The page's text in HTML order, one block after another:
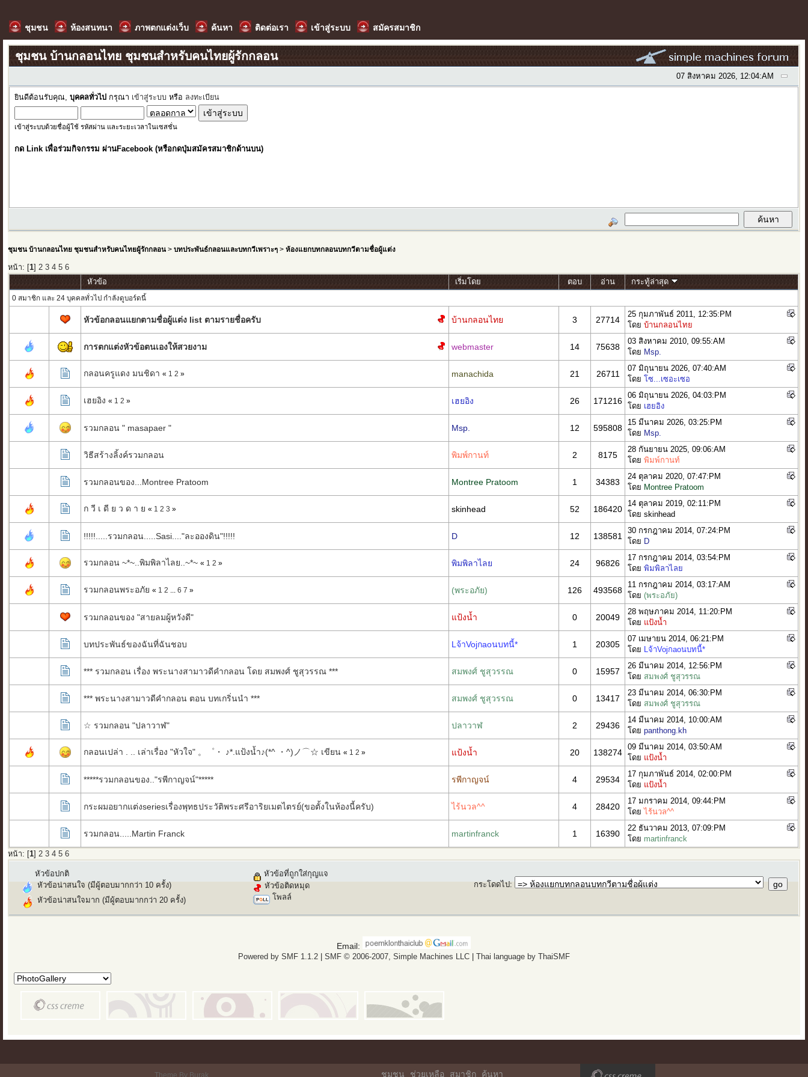
ชุมชน ห้องสนทนา ภาพตกแต่งเว็บ ค้นหา ติดต่อเรา เข้าสู่ระบบ สมัครสมาชิก
ชุมชน บ้านกลอนไทย ชุมชนสำหรับคนไทยผู้รักกลอน
07 สิงหาคม 2026, 12:04:AM
ยินดีต้อนรับคุณ,บุคคลทั่วไป กรุณา เข้าสู่ระบบ หรือ ลงทะเบียน
เข้าสู่ระบบด้วยชื่อผู้ใช้ รหัสผ่าน และระยะเวลาในเซสชั่น
กด Link เพื่อร่วมกิจกรรม ผ่านFacebook (หรือกดปุ่มสมัครสมาชิกด้านบน)
ชุมชน บ้านกลอนไทย ชุมชนสำหรับคนไทยผู้รักกลอน >บทประพันธ์กลอนและบทกวีเพราะๆ >ห้องแยกบทกลอนบทกวีตามชื่อผู้แต่ง
หน้า: [1 ]2 3 4 5 6
หัวข้อ เริ่มโดย ตอบ อ่าน กระทู้ล่าสุด
0 สมาชิก และ 24 บุคคลทั่วไป กำลังดูบอร์ดนี้
หัวข้อกลอนแยกตามชื่อผู้แต่ง list ตามรายชื่อครับ บ้านกลอนไทย 3 27714
25 กุมภาพันธ์ 2011, 12:35:PM
โดยบ้านกลอนไทย
การตกแต่งหัวข้อตนเองให้สวยงาม webmaster 14 75638
03 สิงหาคม 2010, 09:55:AM
โดย Msp.
กลอนครูแดง มนชิดา « 1 2 » manachida 21 26711
07 มิถุนายน 2026, 07:40:AM
โดยโซ...เซอะเซอ
เฮยอิง « 1 2 » เฮยอิง 26 171216
06 มิถุนายน 2026, 04:03:PM
โดย เฮยอิง
รวมกลอน " masapaer " Msp. 12 595808
15 มีนาคม 2026, 03:25:PM
โดย Msp.
วิธีสร้างลิ้งค์รวมกลอน พิมพ์กานท์ 2 8175
28 กันยายน 2025, 09:06:AM
โดยพิมพ์กานท์
รวมกลอนของ...Montree Pratoom Montree Pratoom 1 34383
24 ตุลาคม 2020, 07:47:PM
โดย Montree Pratoom
ก วี เ ดี ย ว ด า ย « 1 2 3 » skinhead 52 186420
14 ตุลาคม 2019, 02:11:PM
โดย skinhead
!!!!!.....รวมกลอน.....Sasi...."ละอองดิน"!!!!! D 12 138581
30 กรกฎาคม 2014, 07:24:PM
โดย D
รวมกลอน ~*~..พิมพิลาไลย..~*~ « 1 2 » พิมพิลาไลย 24 96826
17 กรกฎาคม 2014, 03:54:PM
โดยพิมพิลาไลย
รวมกลอนพระอภัย « 1 2 ...6 7 » (พระอภัย) 126 493568
11 กรกฎาคม 2014, 03:17:AM
โดย(พระอภัย)
รวมกลอนของ "สายลมผู้หวังดี" แป้งน้ำ 0 20049
28 พฤษภาคม 2014, 11:20:PM
โดย แป้งน้ำ
บทประพันธ์ของฉันที่ฉันชอบ Lจ้าVojกaoนบทนี้* 1 20305
07 เมษายน 2014, 06:21:PM
โดย Lจ้าVojกaoนบทนี้*
*** รวมกลอน เรื่อง พระนางสามาวดีคำกลอน โดย สมพงศ์ ชูสุวรรณ *** สมพงศ์ ชูสุวรรณ 0 15957
26 มีนาคม 2014, 12:56:PM
โดย สมพงศ์ ชูสุวรรณ
*** พระนางสามาวดีคำกลอน ตอน บทเกริ่นนำ *** สมพงศ์ ชูสุวรรณ 0 13417
23 มีนาคม 2014, 06:30:PM
โดย สมพงศ์ ชูสุวรรณ
☆ รวมกลอน "ปลาวาฬ" ปลาวาฬ 2 29436
14 มีนาคม 2014, 10:00:AM
โดยpanthong.kh
กลอนเปล่า . .. เล่าเรื่อง "หัวใจ" 。゜・ ♪*.แป้งน้ำ♪(*^ ・^)ノ⌒☆ เขียน « 1 2 » แป้งน้ำ 20 138274
09 มีนาคม 2014, 03:50:AM
โดย แป้งน้ำ
*****รวมกลอนของ.."รพีกาญจน์"***** รพีกาญจน์ 4 29534
17 กุมภาพันธ์ 2014, 02:00:PM
โดย แป้งน้ำ
กระผมอยากแต่งseriesเรื่องพุทธประวัติพระศรีอาริยเมตไตรย์(ขอตั้งในห้องนี้ครับ) ไร้นวล^^ 4 28420
17 มกราคม 2014, 09:44:PM
โดยไร้นวล^^
รวมกลอน.....Martin Franck martinfranck 1 16390
22 ธันวาคม 2013, 07:09:PM
โดย martinfranck
หน้า: [1 ]2 3 4 5 6
หัวข้อปกติ
หัวข้อน่าสนใจ (มีผู้ตอบมากกว่า 10 ครั้ง)
หัวข้อน่าสนใจมาก (มีผู้ตอบมากกว่า 20 ครั้ง)
หัวข้อที่ถูกใส่กุญแจ
หัวข้อติดหมุด
โพลล์
กระโดดไป:
Email:
Powered by SMF 1.1.2| SMF © 2006-2007, Simple Machines LLC| Thai language by ThaiSMF
Theme By Burak ชุมชน ช่วยเหลือ สมาชิก ค้นหา